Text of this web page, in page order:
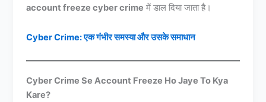
account freeze cyber crime में डाल दिया जाता है।
Cyber Crime: एक गंभीर समस्या और उसके समाधान
Cyber Crime Se Account Freeze Ho Jaye To Kya
Kare?